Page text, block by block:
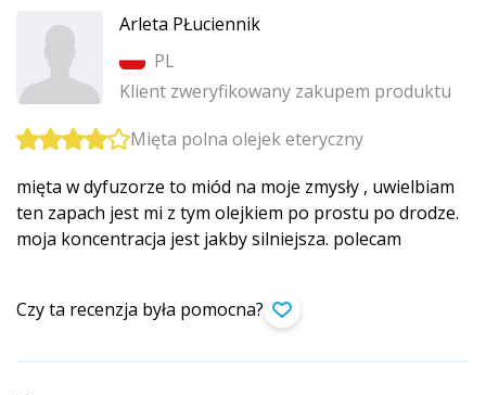
Arleta PŁuciennik
PL
Klient zweryfikowany zakupem produktu
Mięta polna olejek eteryczny
mięta w dyfuzorze to miód na moje zmysły , uwielbiam
ten zapach jest mi z tym olejkiem po prostu po drodze.
moja koncentracja jest jakby silniejsza. polecam
Czy ta recenzja była pomocna?